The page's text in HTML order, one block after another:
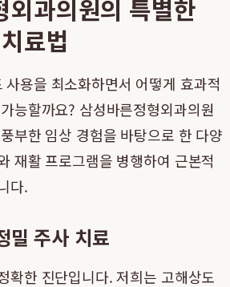
외과의원의 특별한
료법
용을 최소화하면서 어떻게 효과적
능할까요? 삼성바른정형외과의원
부한 임상 경험을 바탕으로 한 다양
재활 프로그램을 병행하여 근본적
다.
밀 주사 치료
확한 진단입니다. 저희는 고해상도